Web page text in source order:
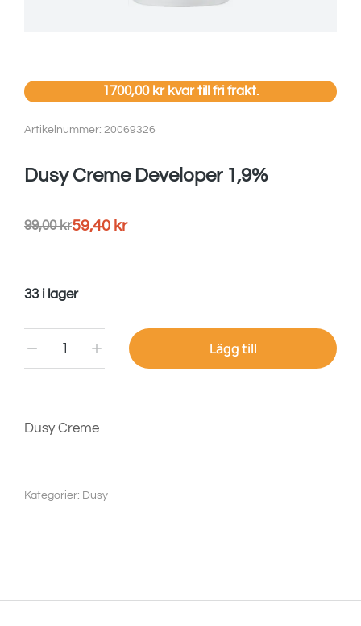
1700,00 krkvar till fri frakt.
Artikelnummer: 20069326
Dusy Creme Developer 1,9%
99,00kr59,40 kr
33 i lager
Lägg till
Dusy Creme
Kategorier: Dusy